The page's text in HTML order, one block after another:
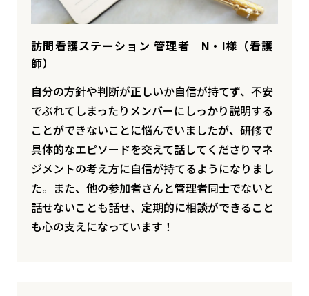
訪問看護ステーション 管理者 N・I様（看護
師）
自分の方針や判断が正しいか自信が持てず、不安
でぶれてしまったりメンバーにしっかり説明する
ことができないことに悩んでいましたが、研修で
具体的なエピソードを交えて話してくださりマネ
ジメントの考え方に自信が持てるようになりまし
た。また、他の参加者さんと管理者同士でないと
話せないことも話せ、定期的に相談ができること
も心の支えになっています！